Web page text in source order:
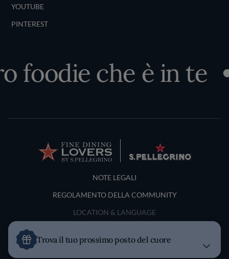
YOUTUBE
PINTEREST
foodie che è in te
Terms and Conditions
NOTE LEGALI
REGOLAMENTO DELLA COMMUNITY
LOCATION & LANGUAGE
Trova il tuo prossimo posto del cuore